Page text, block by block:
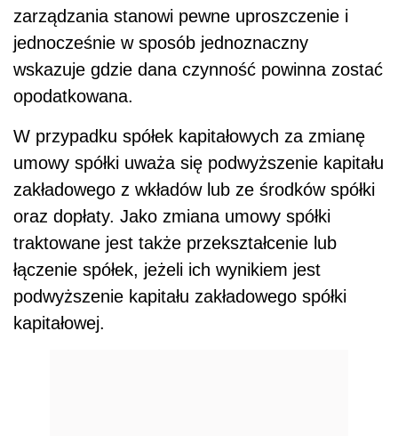
zarządzania stanowi pewne uproszczenie i
jednocześnie w sposób jednoznaczny
wskazuje gdzie dana czynność powinna zostać
opodatkowana.
W przypadku spółek kapitałowych za zmianę
umowy spółki uważa się podwyższenie kapitału
zakładowego z wkładów lub ze środków spółki
oraz dopłaty. Jako zmiana umowy spółki
traktowane jest także przekształcenie lub
łączenie spółek, jeżeli ich wynikiem jest
podwyższenie kapitału zakładowego spółki
kapitałowej.